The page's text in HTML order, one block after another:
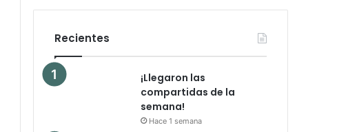
Recientes
¡Llegaron las
compartidas de la
semana!
Hace 1 semana